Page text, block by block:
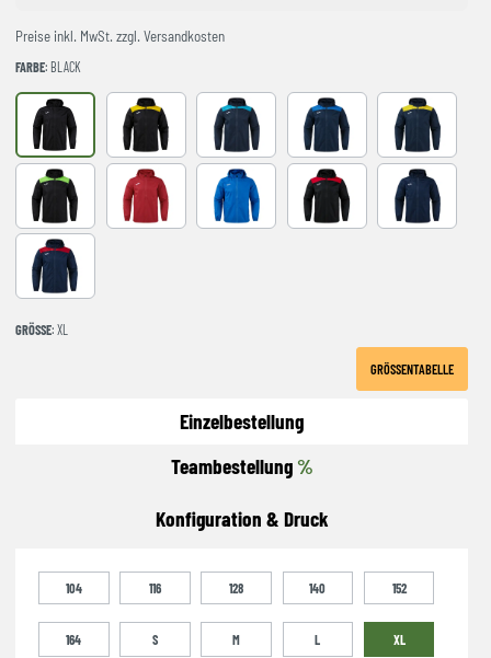
Preise inkl. MwSt. zzgl. Versandkosten
FARBE: BLACK
Black BLACK-YELLOW DARK NAVY TURQUESANAVY-ROYAL NAVY-
NEGRO-VERDE FLUOR
RED royal BLACK-RED NAVY
NAVY-RED
GRÖSSE : XL
GRÖSSENTABELLE
Einzelbestellung
Teambestellung %
Konfiguration & Druck
104 116 128 140 152
164 S M L XL